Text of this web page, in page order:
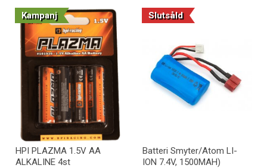
Kampanj
HPI PLAZMA 1.5V AA
ALKALINE 4st
Slutsåld
Batteri Smyter/Atom LI-
ION 7.4V, 1500MAH)